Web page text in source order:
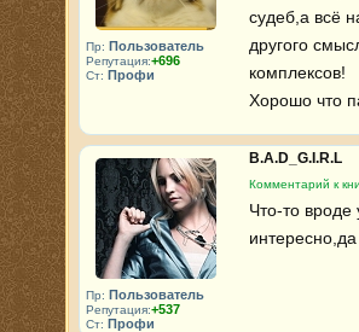
Пр: Пользователь
Репутация:+696
Ст: Профи
судеб,а всё
другого
комплексов!
Хорошо что
Пр: Пользователь
Репутация:+537
Ст: Профи
B.A.D_G.I.R.L
Комментарий к
Что-то вроде